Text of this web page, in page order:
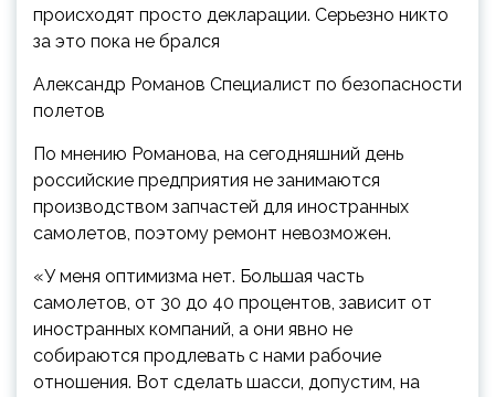
происходят просто декларации. Серьезно никто
за это пока не брался
Александр Романов Специалист по безопасности
полетов
По мнению Романова, на сегодняшний день
российские предприятия не занимаются
производством запчастей для иностранных
самолетов, поэтому ремонт невозможен.
«У меня оптимизма нет. Большая часть
самолетов, от 30 до 40 процентов, зависит от
иностранных компаний, а они явно не
собираются продлевать с нами рабочие
отношения. Вот сделать шасси, допустим, на